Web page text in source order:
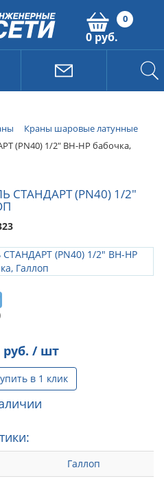
0
0 руб.
Краны шаровые латунные
(PN40) 1/2" ВН-НР бабочка,
(PN40) 1/2"
руб. / шт
в 1 клик
Галлоп